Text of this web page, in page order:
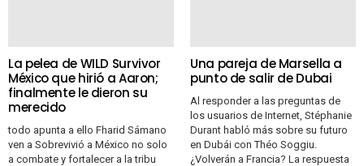
La pelea de WILD Survivor
México que hirió a Aaron;
finalmente le dieron su
merecido
todo apunta a ello Fharid Sámano
ven a Sobrevivió a México no solo
a combate y fortalecer a la tribu
Una pareja de Marsella a
punto de salir de Dubai
Al responder a las preguntas de
los usuarios de Internet, Stéphanie
Durant habló más sobre su futuro
en Dubái con Théo Soggiu.
¿Volverán a Francia? La respuesta